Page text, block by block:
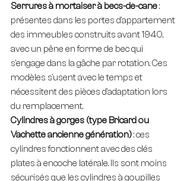
Serrures à mortaiser à becs-de-cane :
présentes dans les portes d'appartement
des immeubles construits avant 1940,
avec un pêne en forme de bec qui
s'engage dans la gâche par rotation. Ces
modèles s'usent avec le temps et
nécessitent des pièces d'adaptation lors
du remplacement.
Cylindres à gorges (type Bricard ou
Vachette ancienne génération) : ces
cylindres fonctionnent avec des clés
plates à encoche latérale. Ils sont moins
sécurisés que les cylindres à goupilles